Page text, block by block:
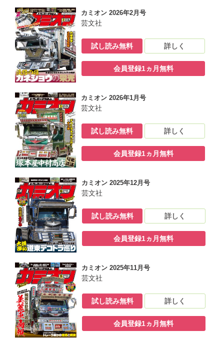
カミオン 2026年2月号
芸文社
試し読み無料 詳しく
会員登録1ヵ月無料
カミオン 2026年1月号
芸文社
試し読み無料 詳しく
会員登録1ヵ月無料
カミオン 2025年12月号
芸文社
試し読み無料 詳しく
会員登録1ヵ月無料
カミオン 2025年11月号
芸文社
試し読み無料 詳しく
会員登録1ヵ月無料